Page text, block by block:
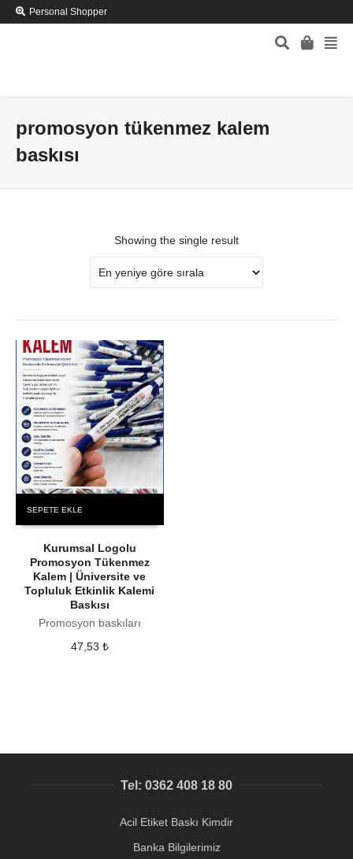
Personal Shopper
promosyon tükenmez kalem
baskısı
Showing the single result
SEPETE EKLE
Kurumsal Logolu
Promosyon Tükenmez
Kalem | Üniversite ve
Topluluk Etkinlik Kalemi
Baskısı
Promosyon baskıları
47,53 ₺
Tel: 0362 408 18 80
Acil Etiket Baskı Kimdir
Banka Bilgilerimiz